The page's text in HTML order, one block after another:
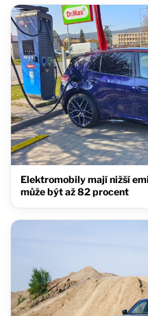
Elektromobily mají nižší
může být až 82 procent